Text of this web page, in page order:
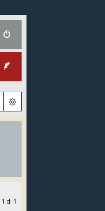
1 di 1